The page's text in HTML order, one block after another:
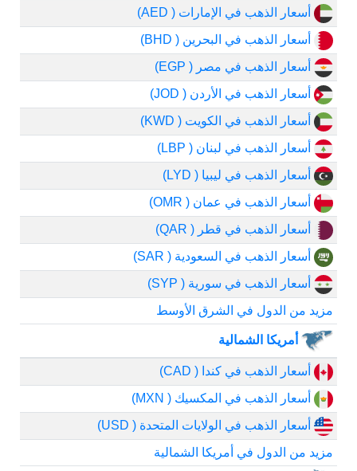
أسعار الذهب في الإمارات ( AED)
أسعار الذهب في البحرين ( BHD)
أسعار الذهب في مصر ( EGP)
أسعار الذهب في الأردن ( JOD)
أسعار الذهب في الكويت ( KWD)
أسعار الذهب في لبنان ( LBP)
أسعار الذهب في ليبيا ( LYD)
أسعار الذهب في عمان ( OMR)
أسعار الذهب في قطر ( QAR)
أسعار الذهب في السعودية ( SAR)
أسعار الذهب في سورية ( SYP)
مزيد من الدول في الشرق الأوسط
أمريكا الشمالية
أسعار الذهب في كندا ( CAD)
أسعار الذهب في المكسيك ( MXN)
أسعار الذهب في الولايات المتحدة ( USD)
مزيد من الدول في أمريكا الشمالية